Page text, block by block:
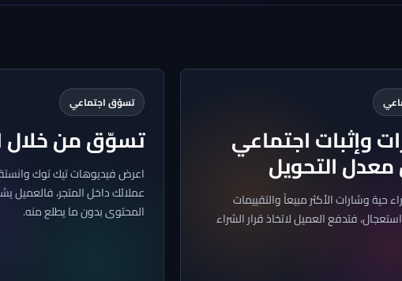
وإثبات اجتماعي
التحويل
حية وشارات الأكثر مبيعاً والتقييمات
فتدفع العميل لاتخاذ قرار الشراء
تسوّق اجتماعي
تسوّق من خلال
اعرض فيديوهات تيك توك
عملائك داخل المتجر، فالعميل
المحتوى بدون ما يطلع منه.